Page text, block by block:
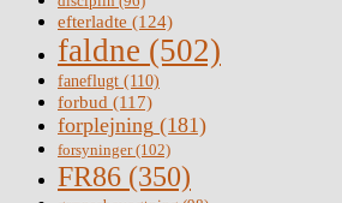
efterladte (124)
faldne (502)
faneflugt (110)
forbud (117)
forplejning (181)
forsyninger(102)
FR86 (350)